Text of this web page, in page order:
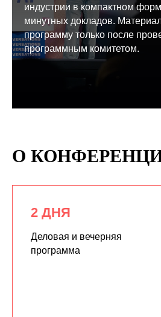
индустрии в компактном
минутных докладов.
программу только после
программным комитетом.
О
2 ДНЯ
Деловая и вечерняя
программа